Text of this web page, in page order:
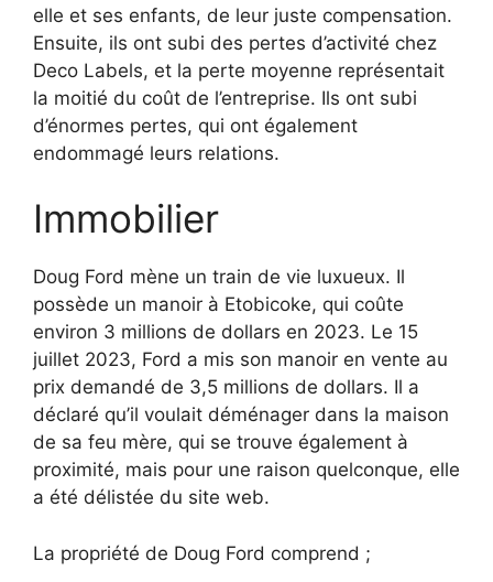
elle et ses enfants, de leur juste compensation.
Ensuite, ils ont subi des pertes d’activité chez
Deco Labels, et la perte moyenne représentait
la moitié du coût de l’entreprise. Ils ont subi
d’énormes pertes, qui ont également
endommagé leurs relations.
Immobilier
Doug Ford mène un train de vie luxueux. Il
possède un manoir à Etobicoke, qui coûte
environ 3 millions de dollars en 2023. Le 15
juillet 2023, Ford a mis son manoir en vente au
prix demandé de 3,5 millions de dollars. Il a
déclaré qu’il voulait déménager dans la maison
de sa feu mère, qui se trouve également à
proximité, mais pour une raison quelconque, elle
a été délistée du site web.
La propriété de Doug Ford comprend ;